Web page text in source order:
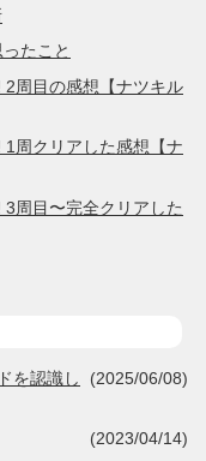
たこと
2周目の感想【ナツキル
1周クリアした感想【ナ
3周目〜完全クリアした
(2025/06/08)
を認識し
(2023/04/14)